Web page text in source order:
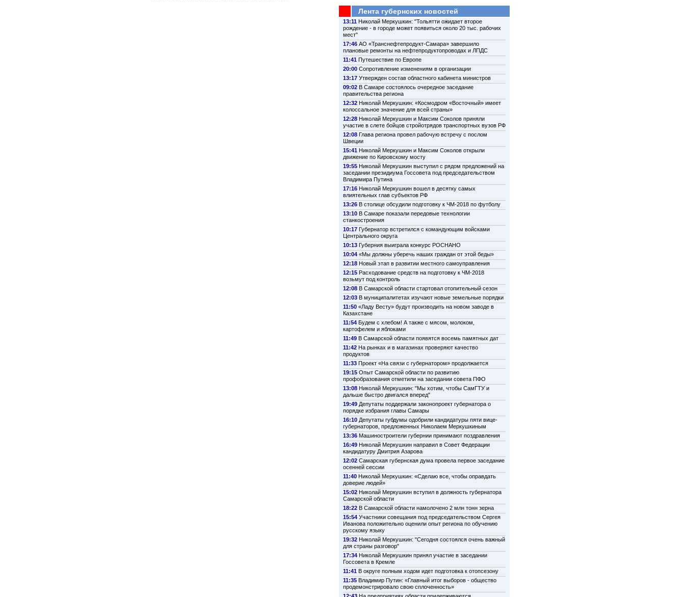
Лента губернских новостей
13:11 Николай Меркушкин: "Тольятти ожидает второе
рождение - в городе может появиться около 20 тыс. рабочих
мест"
17:46 АО «Транснефтепродукт-Самара» завершило
плановые ремонты на нефтепродуктопроводах и ЛПДС
11:41 Путешествие по Европе
20:00 Сопротивление изменениям в организации
13:17 Утвержден состав областного кабинета министров
09:02 В Самаре состоялось очередное заседание
правительства региона
12:32 Николай Меркушкин: «Космодром «Восточный» имеет
колоссальное значение для всей страны»
12:28 Николай Меркушкин и Максим Соколов приняли
участие в слете бойцов стройотрядов транспортных вузов РФ
12:08 Глава региона провел рабочую встречу с послом
Швеции
15:41 Николай Меркушкин и Максим Соколов открыли
движение по Кировскому мосту
19:55 Николай Меркушкин выступил с рядом предложений на
заседании президиума Госсовета под председательством
Владимира Путина
17:16 Николай Меркушкин вошел в десятку самых
влиятельных глав субъектов РФ
13:26 В столице обсудили подготовку к ЧМ-2018 по футболу
13:10 В Самаре показали передовые технологии
станкостроения
10:17 Губернатор встретился с командующим войсками
Центрального округа
10:13 Губерния выиграла конкурс РОСНАНО
10:04 «Мы должны уберечь наших граждан от этой беды»
12:18 Новый этап в развитии местного самоуправления
12:15 Расходование средств на подготовку к ЧМ-2018
возьмут под контроль
12:08 В Самарской области стартовал отопительный сезон
12:03 В муниципалитетах изучают новые земельные порядки
11:50 «Ладу Весту» будут производить на новом заводе в
Казахстане
11:54 Будем с хлебом! А также с мясом, молоком,
картофелем и яблоками
11:49 В Самарской области появятся восемь памятных дат
11:42 На рынках и в магазинах проверяют качество
продуктов
11:33 Проект «На связи с губернатором» продолжается
19:15 Опыт Самарской области по развитию
профобразования отметили на заседании совета ПФО
13:08 Николай Меркушкин: "Мы хотим, чтобы СамГТУ и
дальше быстро двигался вперед"
19:49 Депутаты поддержали законопроект губернатора о
порядке избрания главы Самары
16:10 Депутаты губдумы одобрили кандидатуры пяти вице-
губернаторов, предложенных Николаем Меркушкиным
13:36 Машиностроители губернии принимают поздравления
16:49 Николай Меркушкин направил в Совет Федерации
кандидатуру Дмитрия Азарова
12:02 Самарская губернская дума провела первое заседание
осенней сессии
11:40 Николай Меркушкин: «Сделаю все, чтобы оправдать
доверие людей»
15:02 Николай Меркушкин вступил в должность губернатора
Самарской области
18:22 В Самарской области намолочено 2 млн тонн зерна
15:54 Участники совещания под председательством Сергея
Иванова положительно оценили опыт региона по обучению
русскому языку
19:32 Николай Меркушкин: "Сегодня состоялся очень важный
для страны разговор"
17:34 Николай Меркушкин принял участие в заседании
Госсовета в Кремле
11:41 В округе полным ходом идет подготовка к отопсезону
11:35 Владимир Путин: «Главный итог выборов - общество
продемонстрировало свою сплоченность»